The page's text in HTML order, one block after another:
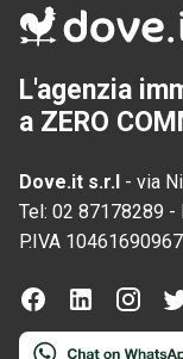
L'agenzia
a ZERO
Dove.it s.r.l - via
Tel: 02 87178289 -
P.IVA 10461690967